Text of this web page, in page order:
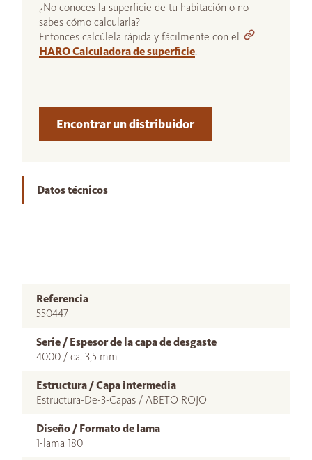
¿No conoces la superficie de tu habitación o no
sabes cómo calcularla?
Entonces calcúlela rápida y fácilmente con el
HARO Calculadora de superficie.
Encontrar un distribuidor
Datos técnicos
Referencia
550447
Serie / Espesor de la capa de desgaste
4000 / ca. 3,5 mm
Estructura / Capa intermedia
Estructura-De-3-Capas / ABETO ROJO
Diseño / Formato de lama
1-lama 180